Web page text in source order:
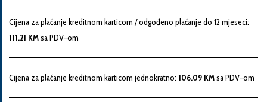
Snaga
Cijena za plaćanje kreditnom karticom / odgođeno plaćanje do 12 mjeseci:
111.21 KMsa PDV-om
Cijena za plaćanje kreditnom karticom jednokratno: 106.09 KMsa PDV-om